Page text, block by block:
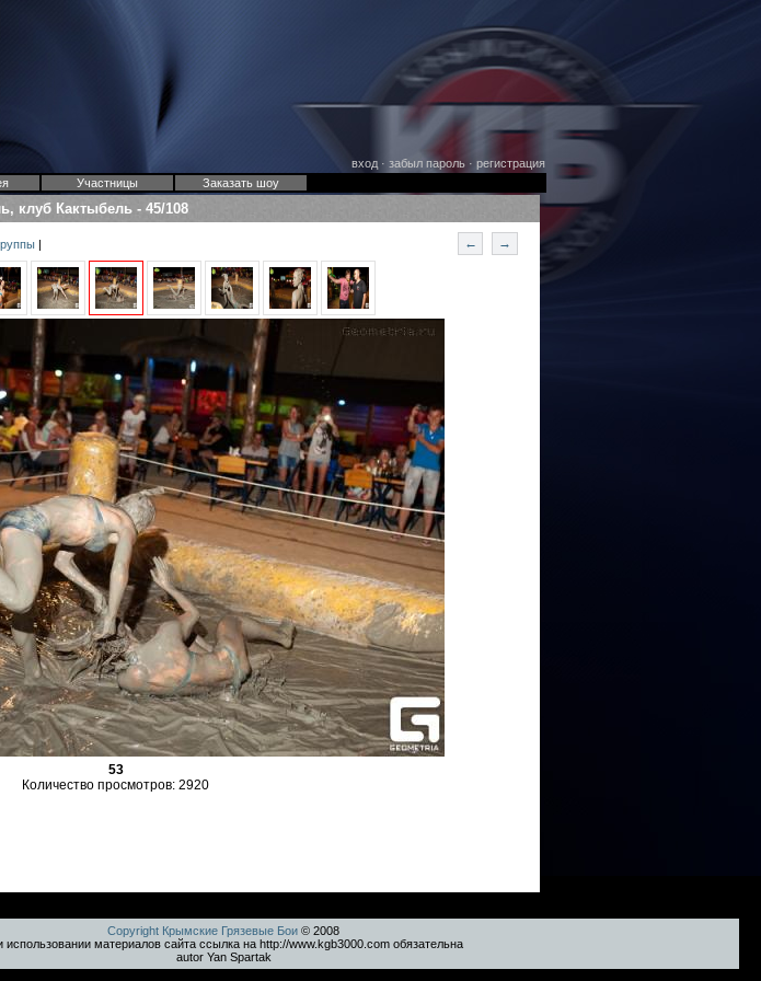
вход· забыл пароль· регистрация
Участницы Заказать шоу
клуб Кактыбель - 45/108
| ← →
53
Количество просмотров: 2920
Copyright Крымские Грязевые Бои © 2008
использовании материалов сайта ссылка на http://www.kgb3000.com обязательна
autor Yan Spartak